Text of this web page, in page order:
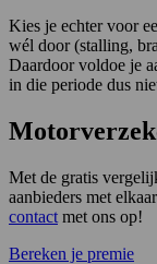
Kies je echter voor
wél door (stalling,
Daardoor voldoe je
in die periode dus
Met de gratis
aanbieders met elkaar
contact met ons op!
Bereken je premie